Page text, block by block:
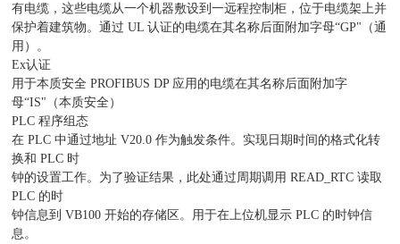
有电缆，这些电缆从一个机器敷设到一远程控制柜，位于电缆架上并
保护着建筑物。通过 UL 认证的电缆在其名称后面附加字母“GP"（通
用）。
Ex认证
用于本质安全 PROFIBUS DP 应用的电缆在其名称后面附加字
母“IS"（本质安全）
PLC 程序组态
在 PLC 中通过地址 V20.0 作为触发条件。实现日期时间的格式化转
换和 PLC 时
钟的设置工作。为了验证结果，此处通过周期调用 READ_RTC 读取
PLC 的时
钟信息到 VB100 开始的存储区。用于在上位机显示 PLC 的时钟信
息。